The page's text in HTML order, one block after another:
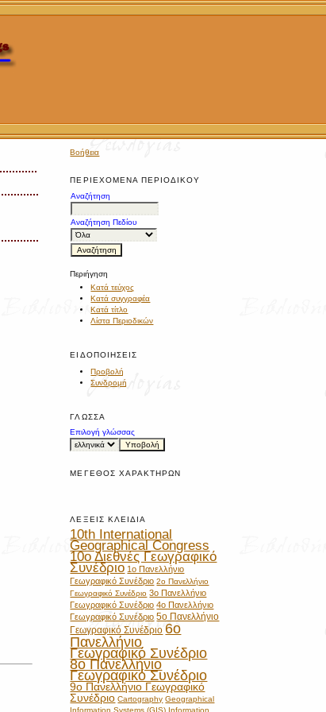
Βοήθεια
ΠΕΡΙΕΧΌΜΕΝΑ ΠΕΡΙΟΔΙΚΟΎ
Αναζήτηση
Αναζήτηση Πεδίου
Περιήγηση
Κατά τεύχος
Κατά συγγραφέα
Κατά τίτλο
Λίστα Περιοδικών
ΕΙΔΟΠΟΙΉΣΕΙΣ
Προβολή
Συνδρομή
ΓΛΏΣΣΑ
Επιλογή γλώσσας
ΜΈΓΕΘΟΣ ΧΑΡΑΚΤΉΡΩΝ
ΛΈΞΕΙΣ ΚΛΕΙΔΙΆ
10th International
Geographical Congress
10ο Διεθνές Γεωγραφικό
Συνέδριο 1ο Πανελλήνιο
Γεωγραφικό Συνέδριο 2ο Πανελλήνιο
Γεωγραφικό Συνέδριο 3ο Πανελλήνιο
Γεωγραφικό Συνέδριο 4ο Πανελλήνιο
Γεωγραφικό Συνέδριο 5ο Πανελλήνιο
Γεωγραφικό Συνέδριο 6ο
Πανελλήνιο
Γεωγραφικό Συνέδριο
8ο Πανελλήνιο
Γεωγραφικό Συνέδριο
9ο Πανελλήνιο Γεωγραφικό
Συνέδριο Cartography Geographical
Information Systems (GIS) Information